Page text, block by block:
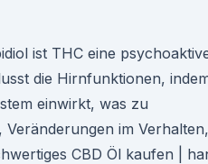
ist THC eine
die Hirnfunktionen,
einwirkt, was zu
im
CBD Öl kaufen |